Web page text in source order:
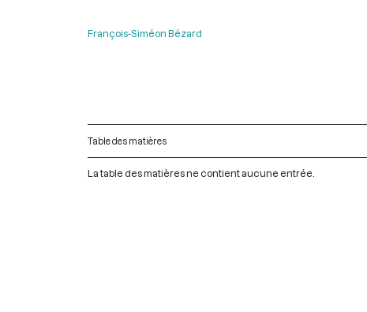
François-Siméon Bézard
Table des matières
La table des matières ne contient aucune entrée.